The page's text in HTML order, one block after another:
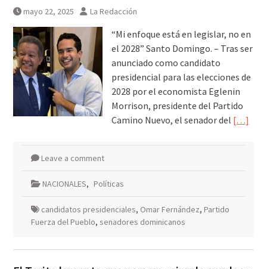
mayo 22, 2025 La Redacción
“Mi enfoque está en legislar, no en
el 2028” Santo Domingo. – Tras ser
anunciado como candidato
presidencial para las elecciones de
2028 por el economista Eglenin
Morrison, presidente del Partido
Camino Nuevo, el senador del […]
Leave a comment
NACIONALES, Políticas
candidatos presidenciales, Omar Fernández, Partido
Fuerza del Pueblo, senadores dominicanos